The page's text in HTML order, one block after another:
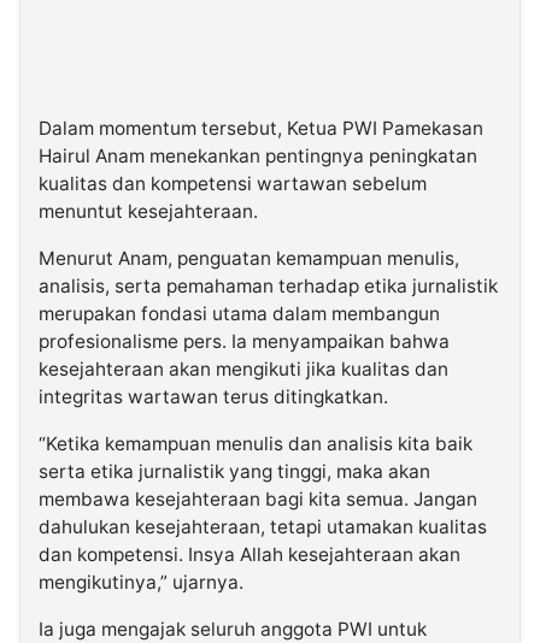
Dalam momentum tersebut, Ketua PWI Pamekasan
Hairul Anam menekankan pentingnya peningkatan
kualitas dan kompetensi wartawan sebelum
menuntut kesejahteraan.
Menurut Anam, penguatan kemampuan menulis,
analisis, serta pemahaman terhadap etika jurnalistik
merupakan fondasi utama dalam membangun
profesionalisme pers. Ia menyampaikan bahwa
kesejahteraan akan mengikuti jika kualitas dan
integritas wartawan terus ditingkatkan.
“Ketika kemampuan menulis dan analisis kita baik
serta etika jurnalistik yang tinggi, maka akan
membawa kesejahteraan bagi kita semua. Jangan
dahulukan kesejahteraan, tetapi utamakan kualitas
dan kompetensi. Insya Allah kesejahteraan akan
mengikutinya,” ujarnya.
Ia juga mengajak seluruh anggota PWI untuk